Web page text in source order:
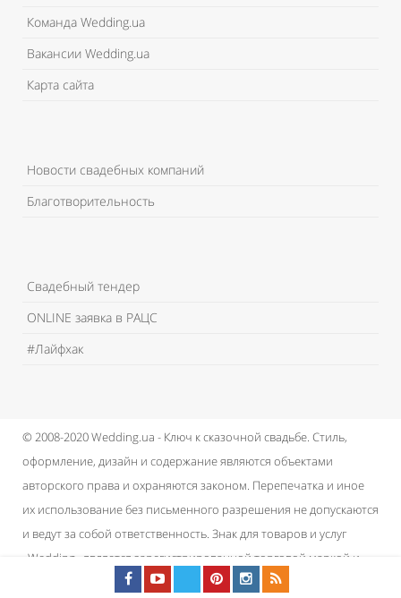
Команда Wedding.ua
Вакансии Wedding.ua
Карта сайта
Новости свадебных компаний
Благотворительность
Свадебный тендер
ONLINE заявка в РАЦС
#Лайфхак
© 2008-2020 Wedding.ua - Ключ к сказочной свадьбе. Стиль,
оформление, дизайн и содержание являются объектами
авторского права и охраняются законом. Перепечатка и иное
их использование без письменного разрешения не допускаются
и ведут за собой ответственность. Знак для товаров и услуг
«Wedding» является зарегистрированной торговой маркой и
принадлежит проекту.
Пользовательское соглашение